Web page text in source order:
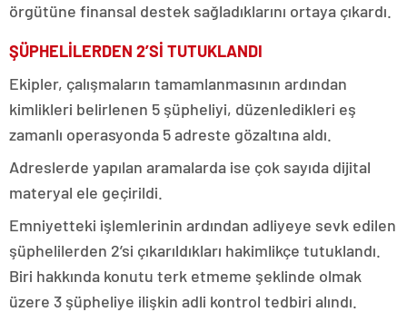
örgütüne finansal destek sağladıklarını ortaya çıkardı.
ŞÜPHELİLERDEN 2’Sİ TUTUKLANDI
Ekipler, çalışmaların tamamlanmasının ardından
kimlikleri belirlenen 5 şüpheliyi, düzenledikleri eş
zamanlı operasyonda 5 adreste gözaltına aldı.
Adreslerde yapılan aramalarda ise çok sayıda dijital
materyal ele geçirildi.
Emniyetteki işlemlerinin ardından adliyeye sevk edilen
şüphelilerden 2’si çıkarıldıkları hakimlikçe tutuklandı.
Biri hakkında konutu terk etmeme şeklinde olmak
üzere 3 şüpheliye ilişkin adli kontrol tedbiri alındı.